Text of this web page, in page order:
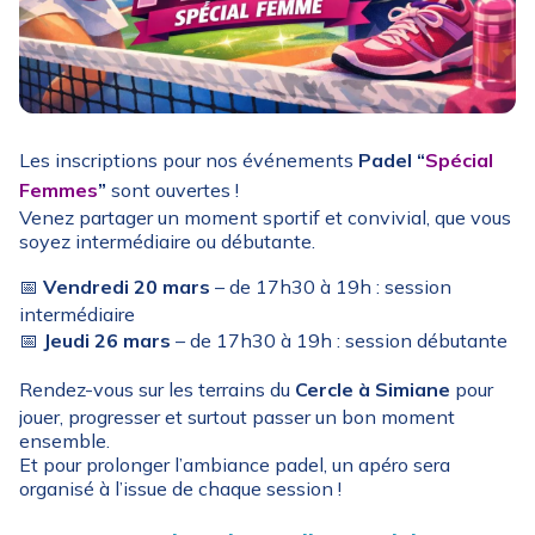
Les inscriptions pour nos événements Padel “Spécial
Femmes” sont ouvertes !
Venez partager un moment sportif et convivial, que vous
soyez intermédiaire ou débutante.
📅 Vendredi 20 mars – de 17h30 à 19h : session
intermédiaire
📅 Jeudi 26 mars – de 17h30 à 19h : session débutante
Rendez-vous sur les terrains du Cercle à Simiane pour
jouer, progresser et surtout passer un bon moment
ensemble.
Et pour prolonger l’ambiance padel, un apéro sera
organisé à l’issue de chaque session !